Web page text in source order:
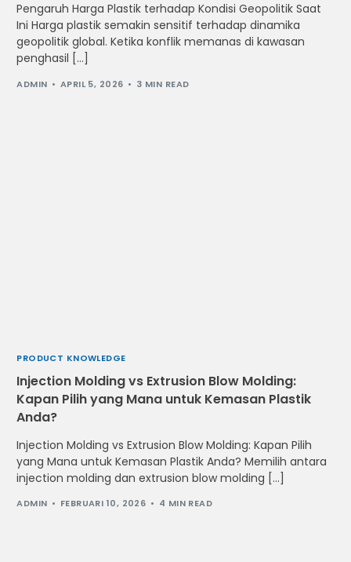
Pengaruh Harga Plastik terhadap Kondisi Geopolitik Saat
Ini Harga plastik semakin sensitif terhadap dinamika
geopolitik global. Ketika konflik memanas di kawasan
penghasil […]
ADMIN APRIL 5, 2026 3 MIN READ
PRODUCT KNOWLEDGE
Injection Molding vs Extrusion Blow Molding:
Kapan Pilih yang Mana untuk Kemasan Plastik
Anda?
Injection Molding vs Extrusion Blow Molding: Kapan Pilih
yang Mana untuk Kemasan Plastik Anda? Memilih antara
injection molding dan extrusion blow molding […]
ADMIN FEBRUARI 10, 2026 4 MIN READ
Indonesia